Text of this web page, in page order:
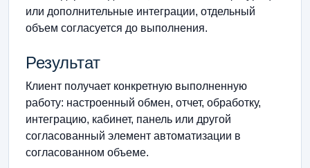
или дополнительные интеграции, отдельный
объем согласуется до выполнения.
Результат
Клиент получает конкретную выполненную
работу: настроенный обмен, отчет, обработку,
интеграцию, кабинет, панель или другой
согласованный элемент автоматизации в
согласованном объеме.